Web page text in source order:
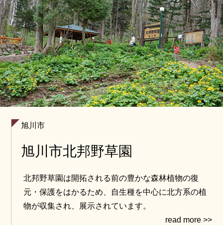
走破を目指してください。
旭川市
旭川市北邦野草園
北邦野草園は開拓される前の豊かな森林植物の復
元・保護をはかるため、自生種を中心に北方系の植
物が収集され、展示されています。
散策路は全長5.2kmあり、30分・1時間・2時間など